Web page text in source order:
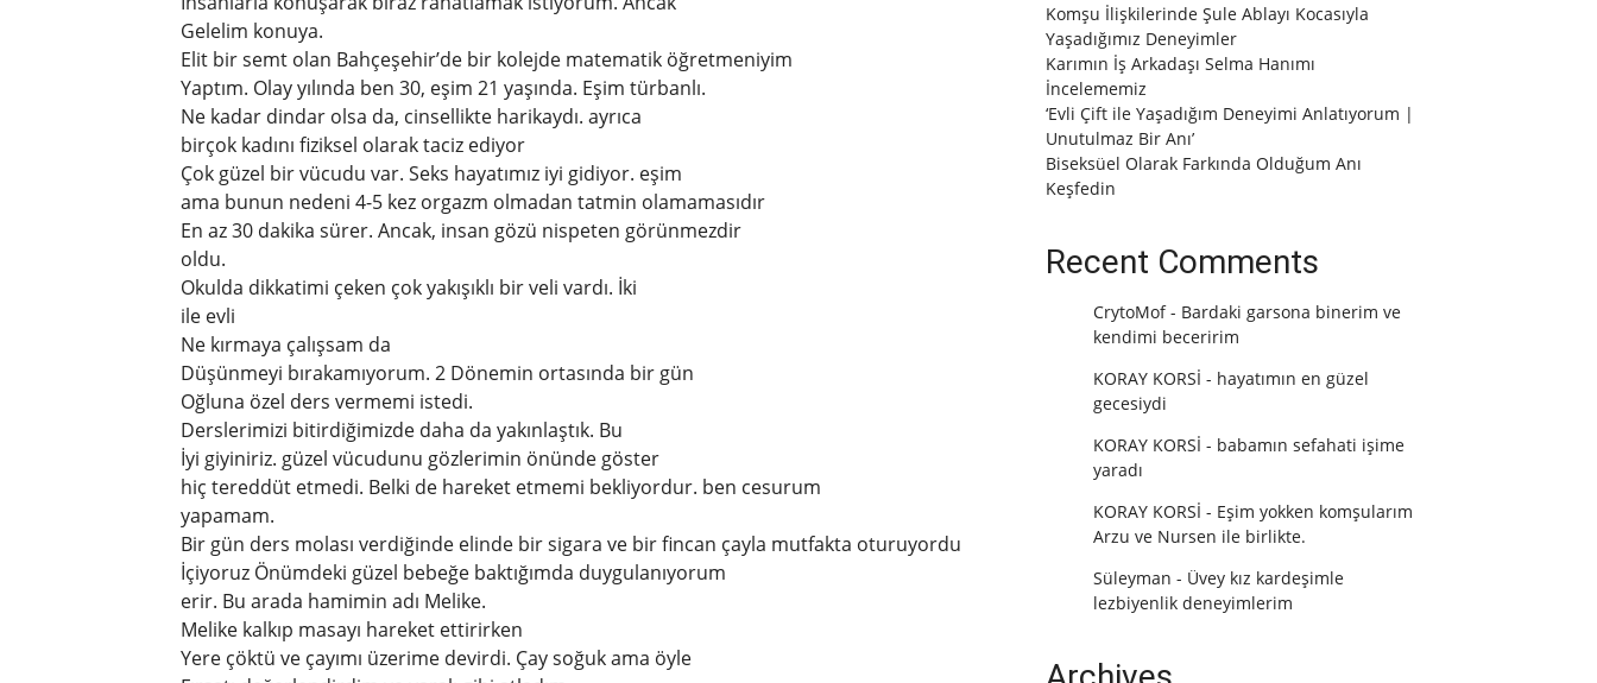
Gelelim konuya.
Elit bir semt olan Bahçeşehir’de bir kolejde matematik öğretmeniyim
Yaptım. Olay yılında ben 30, eşim 21 yaşında. Eşim türbanlı.
Ne kadar dindar olsa da, cinsellikte harikaydı. ayrıca
birçok kadını fiziksel olarak taciz ediyor
Çok güzel bir vücudu var. Seks hayatımız iyi gidiyor. eşim
ama bunun nedeni 4-5 kez orgazm olmadan tatmin olamamasıdır
En az 30 dakika sürer. Ancak, insan gözü nispeten görünmezdir
oldu.
Okulda dikkatimi çeken çok yakışıklı bir veli vardı. İki
ile evli
Ne kırmaya çalışsam da
Düşünmeyi bırakamıyorum. 2 Dönemin ortasında bir gün
Oğluna özel ders vermemi istedi.
Derslerimizi bitirdiğimizde daha da yakınlaştık. Bu
İyi giyiniriz. güzel vücudunu gözlerimin önünde göster
hiç tereddüt etmedi. Belki de hareket etmemi bekliyordur. ben cesurum
yapamam.
Bir gün ders molası verdiğinde elinde bir sigara ve bir fincan çayla mutfakta oturuyordu
İçiyoruz Önümdeki güzel bebeğe baktığımda duygulanıyorum
erir. Bu arada hamimin adı Melike.
Melike kalkıp masayı hareket ettirirken
Yere çöktü ve çayımı üzerime devirdi. Çay soğuk ama öyle
Komşu İlişkilerinde Şule Ablayı Kocasıyla
Yaşadığımız Deneyimler
Karımın İş Arkadaşı Selma Hanımı
İncelememiz
‘Evli Çift ile Yaşadığım Deneyimi Anlatıyorum |
Unutulmaz Bir Anı’
Biseksüel Olarak Farkında Olduğum Anı
Keşfedin
Recent Comments
CrytoMof- Bardaki garsona binerim ve
kendimi beceririm
KORAY KORSİ - hayatımın en güzel
gecesiydi
KORAY KORSİ - babamın sefahati işime
yaradı
KORAY KORSİ - Eşim yokken komşularım
Arzu ve Nursen ile birlikte.
Süleyman - Üvey kız kardeşimle
lezbiyenlik deneyimlerim